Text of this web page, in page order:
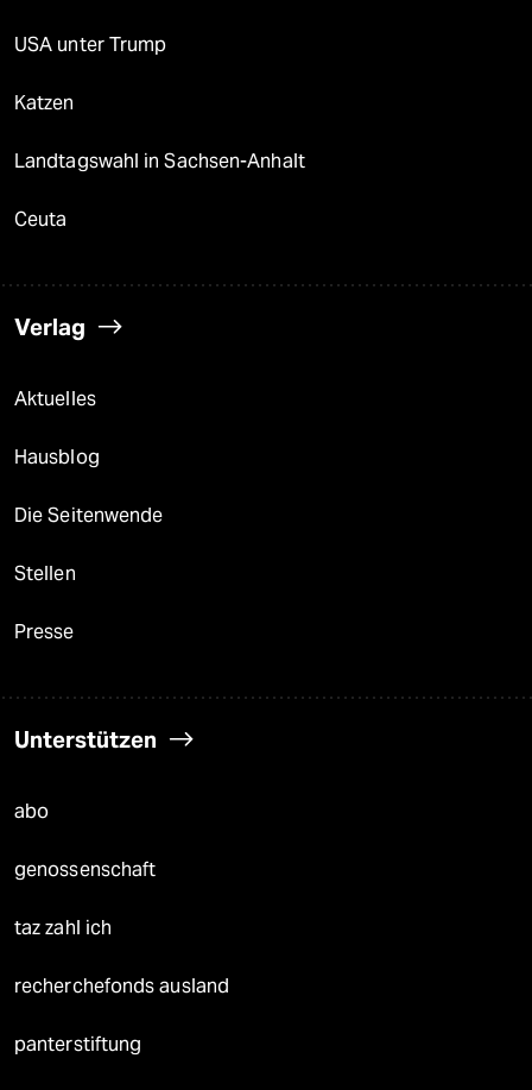
USA unter Trump
Katzen
Landtagswahl in Sachsen-Anhalt
Ceuta
Verlag
Aktuelles
Hausblog
Die Seitenwende
Stellen
Presse
Unterstützen
abo
genossenschaft
taz zahl ich
recherchefonds ausland
panterstiftung